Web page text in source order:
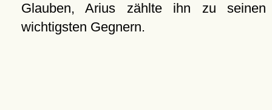
Glauben, Arius zählte ihn zu seinen
wichtigsten Gegnern.